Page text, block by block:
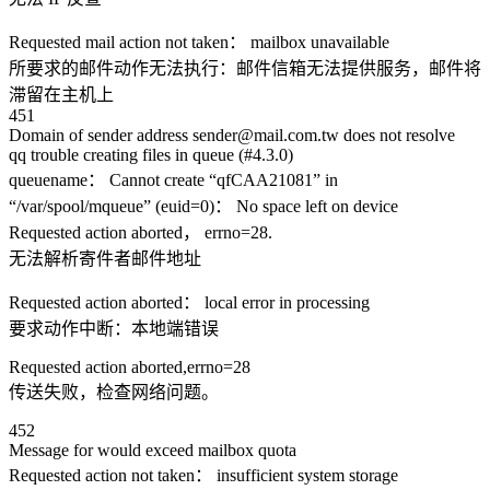
Requested mail action not taken： mailbox unavailable
所要求的邮件动作无法执行：邮件信箱无法提供服务，邮件将
滞留在主机上
451
Domain of sender address sender@mail.com.tw does not resolve
qq trouble creating files in queue (#4.3.0)
queuename： Cannot create “qfCAA21081” in
“/var/spool/mqueue” (euid=0)： No space left on device
Requested action aborted， errno=28.
无法解析寄件者邮件地址
Requested action aborted： local error in processing
要求动作中断：本地端错误
Requested action aborted,errno=28
传送失败，检查网络问题。
452
Message for would exceed mailbox quota
Requested action not taken： insufficient system storage